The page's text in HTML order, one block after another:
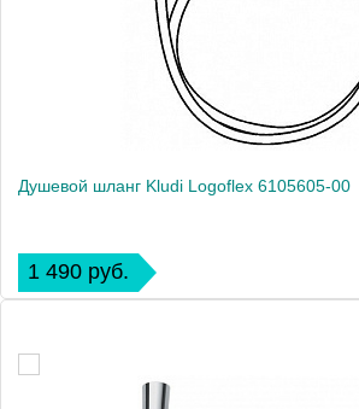
Душевой шланг Kludi Logoflex 6105605-00
1 490 руб.